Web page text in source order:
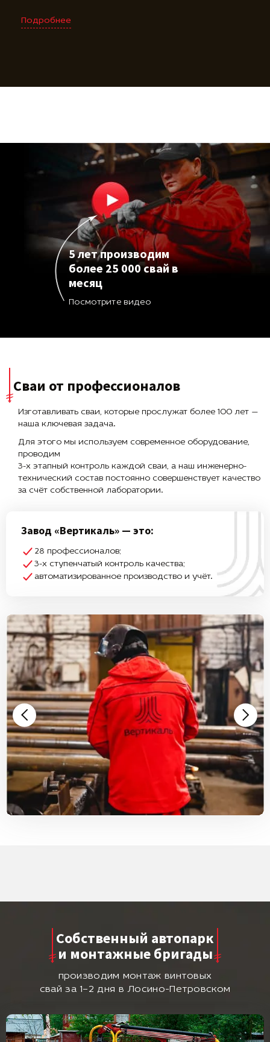
Подробнее
5 лет производим
более 25 000 свай в
месяц
Посмотрите видео
Сваи от профессионалов
Изготавливать сваи, которые прослужат более 100 лет —
наша ключевая задача.
Для этого мы используем современное оборудование,
проводим
3-х этапный контроль каждой сваи, а наш инженерно-
технический состав постоянно совершенствует качество
за счёт собственной лаборатории.
Завод «Вертикаль» — это:
28 профессионалов;
3-х ступенчатый контроль качества;
автоматизированное производство и учёт.
Собственный автопарк
и монтажные бригады
производим монтаж винтовых
свай за 1–2 дня в Лосино-Петровском